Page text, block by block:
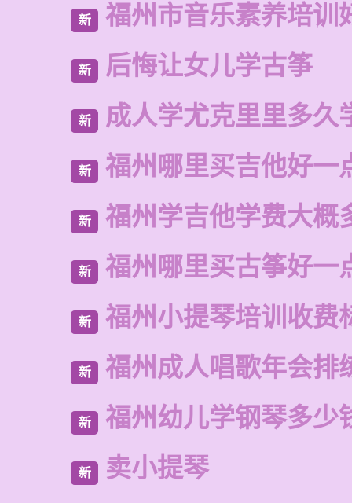
新 福州市音乐素养培训
新 后悔让女儿学古筝
新 成人学尤克里里多久
新 福州哪里买吉他好一
新 福州学吉他学费大概
新 福州哪里买古筝好一
新 福州小提琴培训收费
新 福州成人唱歌年会排
新 福州幼儿学钢琴多少
新 卖小提琴